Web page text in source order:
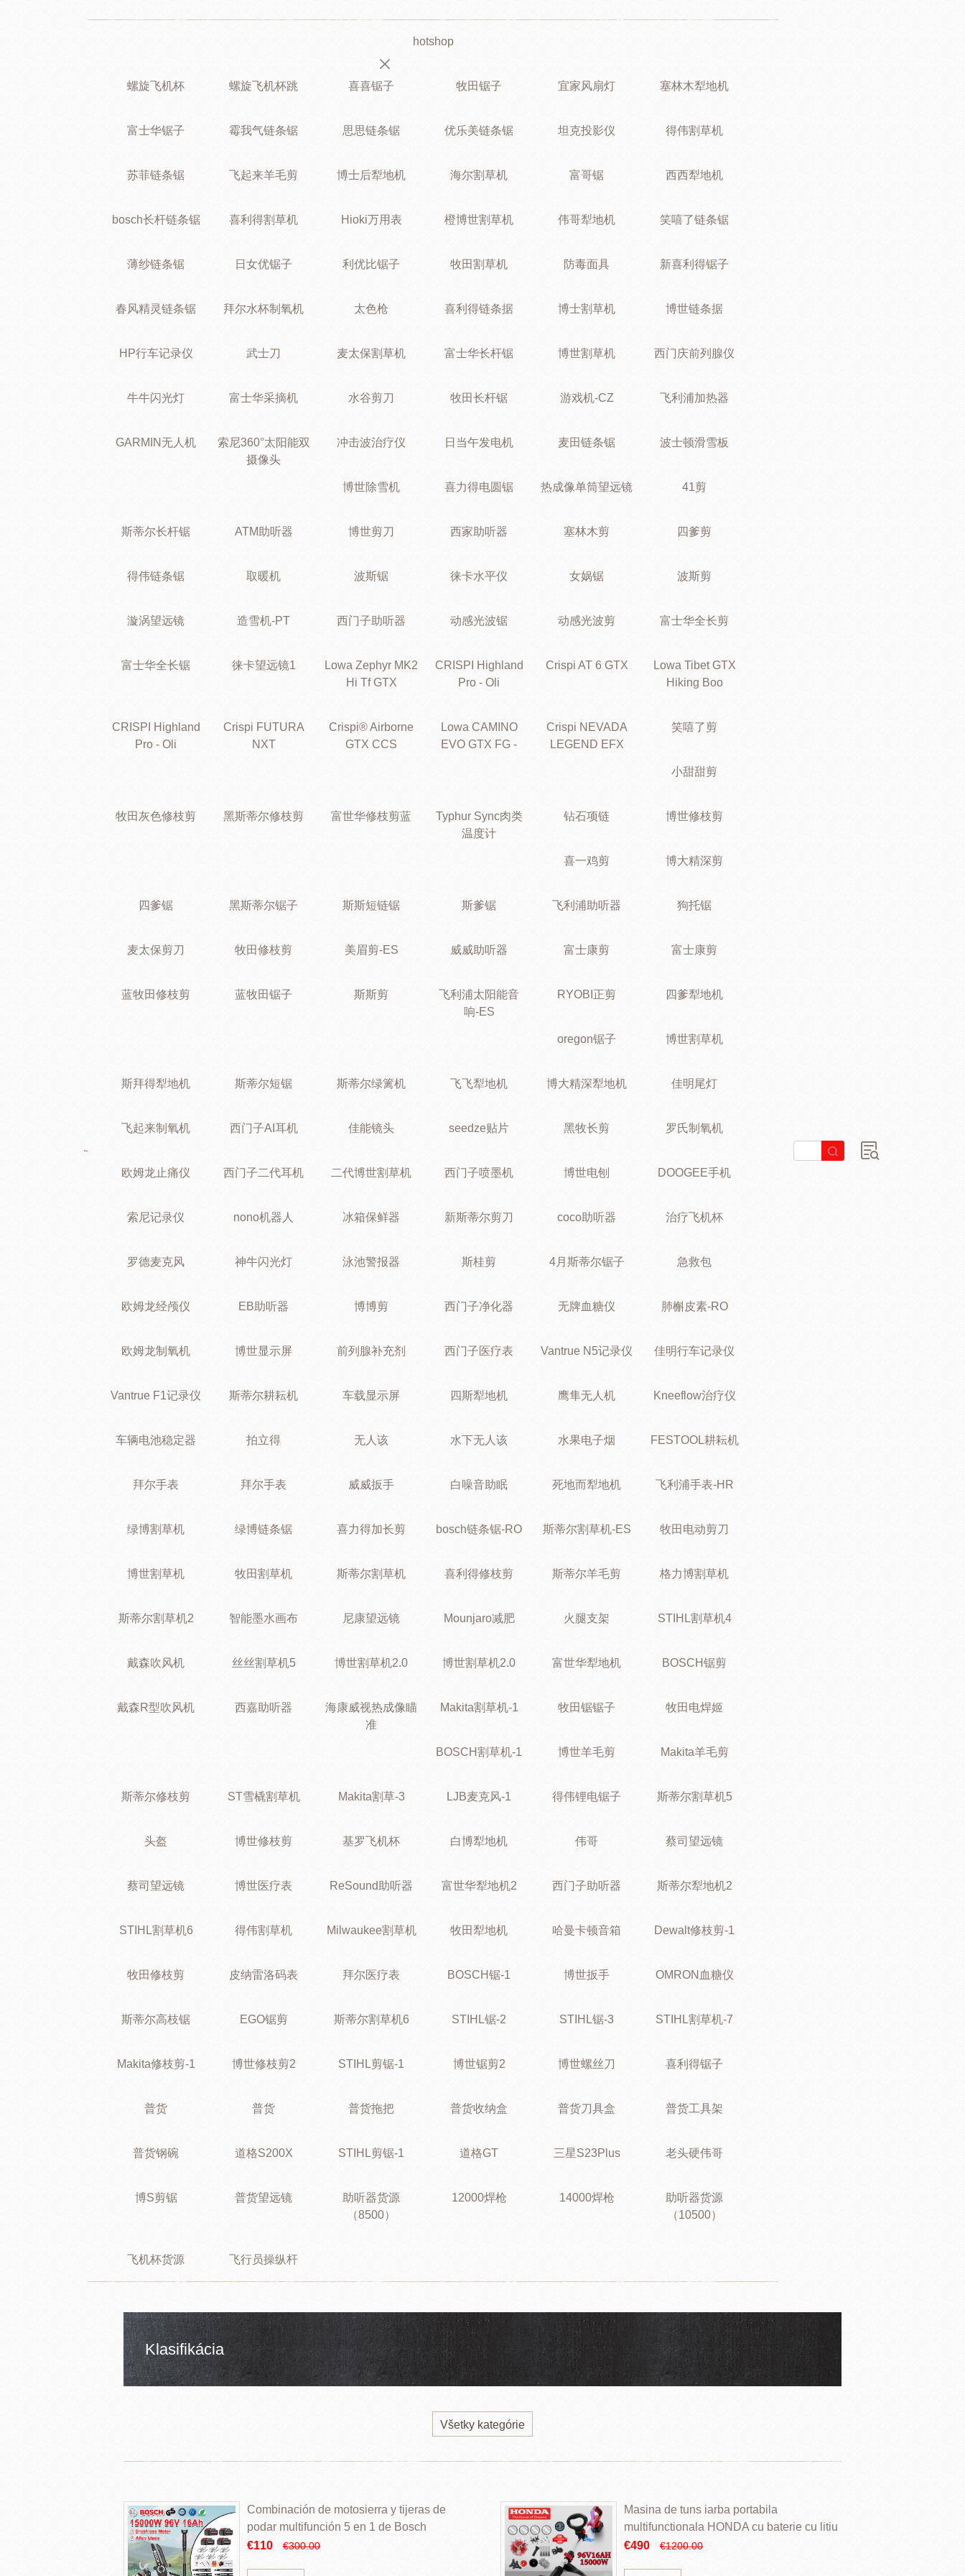
hotshop
螺旋飞机杯 螺旋飞机杯跳 喜喜锯子 牧田锯子 宜家风扇灯 塞林木犁地机
富士华锯子 霉我气链条锯 思思链条锯 优乐美链条锯 坦克投影仪 得伟割草机
苏菲链条锯 飞起来羊毛剪 博士后犁地机 海尔割草机 富哥锯 西西犁地机
bosch长杆链条锯 喜利得割草机 Hioki万用表 橙博世割草机 伟哥犁地机 笑嘻了链条锯
薄纱链条锯 日女优锯子 利优比锯子 牧田割草机 防毒面具 新喜利得锯子
春风精灵链条锯 拜尔水杯制氧机 太色枪 喜利得链条据 博士割草机 博世链条据
HP行车记录仪 武士刀 麦太保割草机 富士华长杆锯 博世割草机 西门庆前列腺仪
牛牛闪光灯 富士华采摘机 水谷剪刀 牧田长杆锯 游戏机-CZ 飞利浦加热器
GARMIN无人机
索尼360°太阳能双
摄像头
冲击波治疗仪 日当午发电机 麦田链条锯 波士顿滑雪板
博世除雪机 喜力得电圆锯 热成像单筒望远镜 41剪
斯蒂尔长杆锯 ATM助听器 博世剪刀 西家助听器 塞林木剪 四爹剪
得伟链条锯 取暖机 波斯锯 徕卡水平仪 女娲锯 波斯剪
漩涡望远镜 造雪机-PT 西门子助听器 动感光波锯 动感光波剪 富士华全长剪
富士华全长锯 徕卡望远镜1
Lowa Zephyr MK2
Hi Tf GTX
CRISPI Highland
Pro - Oli
Crispi AT 6 GTX
Lowa Tibet GTX
Hiking Boo
CRISPI Highland
Pro - Oli
Crispi FUTURA
NXT
Crispi® Airborne
GTX CCS
Lowa CAMINO
EVO GTX FG -
Crispi NEVADA
LEGEND EFX
笑嘻了剪
小甜甜剪
牧田灰色修枝剪 黑斯蒂尔修枝剪 富世华修枝剪蓝
Typhur Sync肉类
温度计
钻石项链 博世修枝剪
喜一鸡剪 博大精深剪
四爹锯 黑斯蒂尔锯子 斯斯短链锯 斯爹锯 飞利浦助听器 狗托锯
麦太保剪刀 牧田修枝剪 美眉剪-ES 威威助听器 富士康剪 富士康剪
蓝牧田修枝剪 蓝牧田锯子 斯斯剪
飞利浦太阳能音
响-ES
RYOBI正剪 四爹犁地机
oregon锯子 博世割草机
斯拜得犁地机 斯蒂尔短锯 斯蒂尔绿篱机 飞飞犁地机 博大精深犁地机 佳明尾灯
飞起来制氧机 西门子AI耳机 佳能镜头 seedze贴片 黑牧长剪 罗氏制氧机
欧姆龙止痛仪 西门子二代耳机 二代博世割草机 西门子喷墨机 博世电刨 DOOGEE手机
索尼记录仪 nono机器人 冰箱保鲜器 新斯蒂尔剪刀 coco助听器 治疗飞机杯
罗德麦克风 神牛闪光灯 泳池警报器 斯桂剪 4月斯蒂尔锯子 急救包
欧姆龙经颅仪 EB助听器 博博剪 西门子净化器 无牌血糖仪 肺槲皮素-RO
欧姆龙制氧机 博世显示屏 前列腺补充剂 西门子医疗表 Vantrue N5记录仪 佳明行车记录仪
Vantrue F1记录仪 斯蒂尔耕耘机 车载显示屏 四斯犁地机 鹰隼无人机 Kneeflow治疗仪
车辆电池稳定器 拍立得 无人该 水下无人该 水果电子烟 FESTOOL耕耘机
拜尔手表 拜尔手表 威威扳手 白噪音助眠 死地而犁地机 飞利浦手表-HR
绿博割草机 绿博链条锯 喜力得加长剪 bosch链条锯-RO 斯蒂尔割草机-ES 牧田电动剪刀
博世割草机 牧田割草机 斯蒂尔割草机 喜利得修枝剪 斯蒂尔羊毛剪 格力博割草机
斯蒂尔割草机2 智能墨水画布 尼康望远镜 Mounjaro减肥 火腿支架 STIHL割草机4
戴森吹风机 丝丝割草机5 博世割草机2.0 博世割草机2.0 富世华犁地机 BOSCH锯剪
戴森R型吹风机 西嘉助听器
海康威视热成像瞄
准
Makita割草机-1 牧田锯锯子 牧田电焊姬
BOSCH割草机-1 博世羊毛剪 Makita羊毛剪
斯蒂尔修枝剪 ST雪橇割草机 Makita割草-3 LJB麦克风-1 得伟锂电锯子 斯蒂尔割草机5
头盔 博世修枝剪 基罗飞机杯 白博犁地机 伟哥 蔡司望远镜
蔡司望远镜 博世医疗表 ReSound助听器 富世华犁地机2 西门子助听器 斯蒂尔犁地机2
STIHL割草机6 得伟割草机 Milwaukee割草机 牧田犁地机 哈曼卡顿音箱 Dewalt修枝剪-1
牧田修枝剪 皮纳雷洛码表 拜尔医疗表 BOSCH锯-1 博世扳手 OMRON血糖仪
斯蒂尔高枝锯 EGO锯剪 斯蒂尔割草机6 STIHL锯-2 STIHL锯-3 STIHL割草机-7
Makita修枝剪-1 博世修枝剪2 STIHL剪锯-1 博世锯剪2 博世螺丝刀 喜利得锯子
普货 普货 普货拖把 普货收纳盒 普货刀具盒 普货工具架
普货钢碗 道格S200X STIHL剪锯-1 道格GT 三星S23Plus 老头硬伟哥
博S剪锯 普货望远镜
助听器货源
（8500）
12000焊枪 14000焊枪
助听器货源
（10500）
飞机杯货源 飞行员操纵杆
Klasifikácia
Všetky kategórie
Combinación de motosierra y tijeras de
podar multifunción 5 en 1 de Bosch
€110
€300.00
Masina de tuns iarba portabila
multifunctionala HONDA cu baterie cu litiu
€490
€1200.00